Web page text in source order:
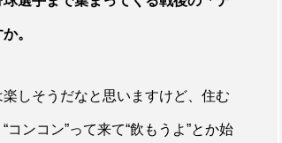
。
しそうだなと思いますけど、住む
ンコン”って来て“飲もうよ”とか始